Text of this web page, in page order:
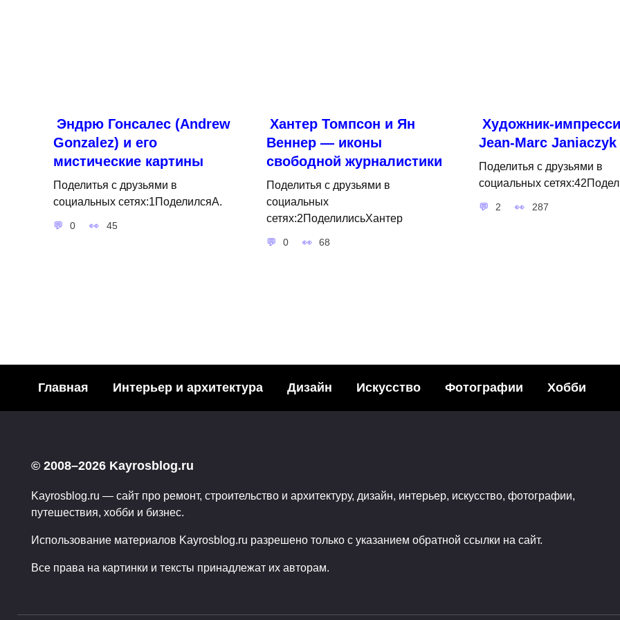
Эндрю Гонсалес (Andrew
Gonzalez) и его
мистические картины
Поделитья с друзьями в
социальных сетях:1ПоделилсяA.
0 45
Хантер Томпсон и Ян
Веннер — иконы
свободной журналистики
Поделитья с друзьями в
социальных
сетях:2ПоделилисьХантер
0 68
Художник-
Jean-Marc Janiaczyk
Поделитья с друзьями в
социальных
2 287
подстаканники… или
эстетика питья
Поделитья с друзьями в
социальных сетях:68Поделились
Мехико
Главная Интерьер и архитектура Дизайн Искусство Фотографии Хобби
© 2008–2026 Kayrosblog.ru
Kayrosblog.ru — сайт про ремонт, строительство и архитектуру, дизайн, интерьер, искусство, фотографии,
путешествия, хобби и бизнес.
Использование материалов Kayrosblog.ru разрешено только с указанием обратной ссылки на сайт.
Все права на картинки и тексты принадлежат их авторам.